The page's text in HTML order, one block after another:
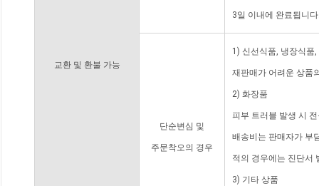
교환 및 환불 가능
3일 이내에 완료됩니
단순변심 및
주문착오의 경우
1) 신선식품, 냉장식품
재판매가 어려운 상품
2) 화장품
피부 트러블 발생 시
배송비는 판매자가 부
적의 경우에는 진단서
3) 기타 상품